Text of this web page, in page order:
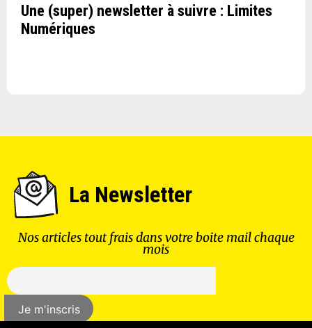
Une (super) newsletter à suivre : Limites
Numériques
La Newsletter
Nos articles tout frais dans votre boite mail chaque
mois